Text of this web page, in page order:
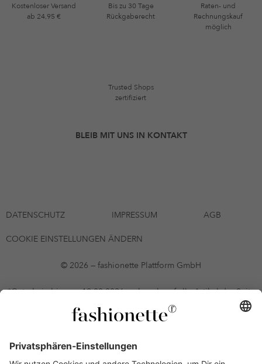
Kostenloser Versand
ab 24,95 €
Bis zu 30 Tage
Rückgaberecht
Raten- und
Rechnungskauf
möglich
Trusted Shops
zertifiziert
BLEIB MIT UNS IN KONTAKT
DATENSCHUTZ IMPRESSUM AGB
COOKIE EINSTELLUNGEN ÄNDERN
© 2026 — fashionette Plattform GmbH
*Gutschein bis zum 12.08.2026 mehrmals auf alle Artikel der Seite
fashionette.at/selected-styles anwendbar. Es gelten die in den AGB
§9 festgelegten Bedingungen.
vorausgesetzt, alle Preise inkl. MwSt. und ohne Versandkosten. Bei
Ratenkäufen kann die letzte Rate geringfügig abweichen. Die